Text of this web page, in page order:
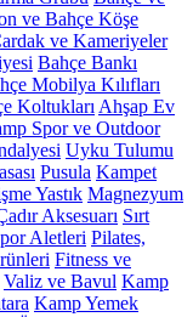
ve Bahçe Köşe
ve Kameriyeler
Bahçe Bankı
Mobilya Kılıfları
Koltukları Ahşap Ev
Spor ve Outdoor
Uyku Tulumu
Pusula Kampet
Yastık Magnezyum
Aksesuarı Sırt
Aletleri Pilates,
Fitness ve
Valiz ve Bavul Kamp
Kamp Yemek